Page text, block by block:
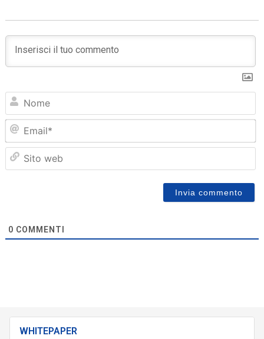
0 COMMENTI
WHITEPAPER